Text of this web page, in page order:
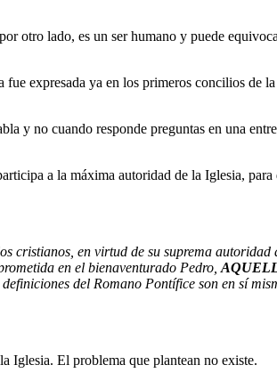
otro lado, es un ser humano y puede
expresada ya en los primeros concilios de
y no cuando responde preguntas en una
a la máxima autoridad de la Iglesia,
cristianos, en virtud de su suprema autoridad
en el bienaventurado Pedro,
del Romano Pontífice son en sí
Iglesia. El problema que plantean no existe.